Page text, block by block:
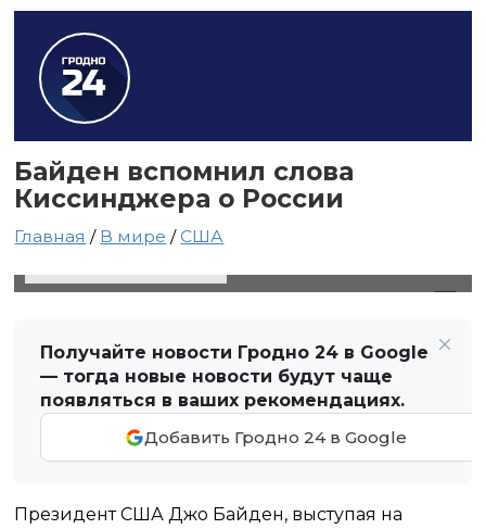
Байден вспомнил слова
Киссинджера о России
Главная / В мире /США
Получайте новости Гродно 24 в Google
— тогда новые новости будут чаще
появляться в ваших рекомендациях.
Добавить Гродно 24 в Google
Президент США Джо Байден, выступая на